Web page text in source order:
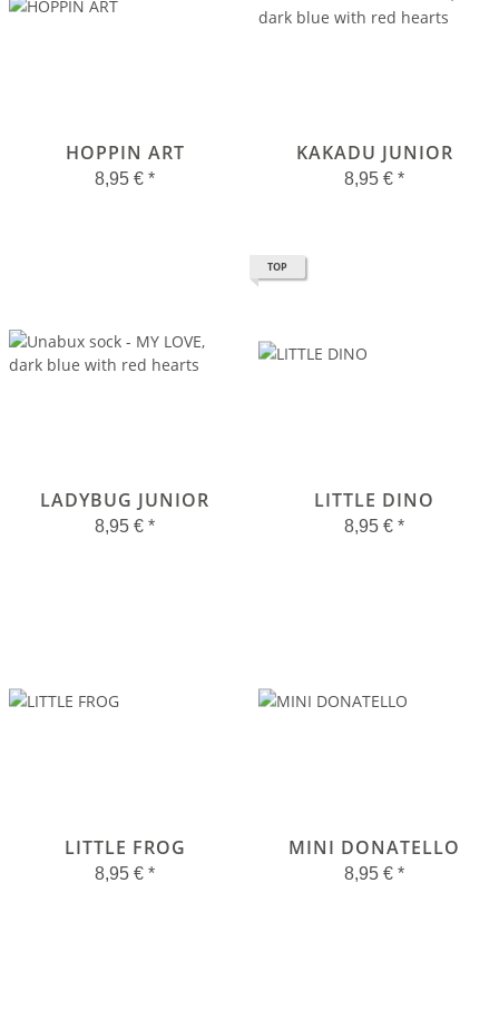
HOPPIN ART
8,95 € *
KAKADU JUNIOR
8,95 € *
LADYBUG JUNIOR
8,95 € *
TOP
LITTLE DINO
8,95 € *
LITTLE FROG
8,95 € *
MINI DONATELLO
8,95 € *